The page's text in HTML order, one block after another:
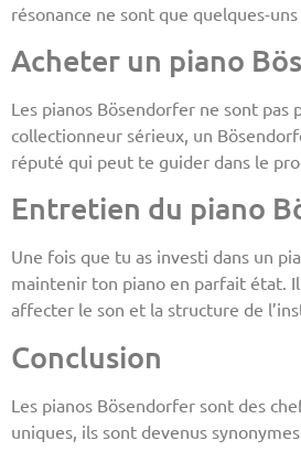
résonance ne sont que quelques-
Acheter un piano
Les pianos Bösendorfer ne sont
collectionneur sérieux, un
réputé qui peut te guider dans le
Entretien du piano
Une fois que tu as investi dans un
maintenir ton piano en parfait état.
affecter le son et la structure de
Conclusion
Les pianos Bösendorfer sont des
uniques, ils sont devenus